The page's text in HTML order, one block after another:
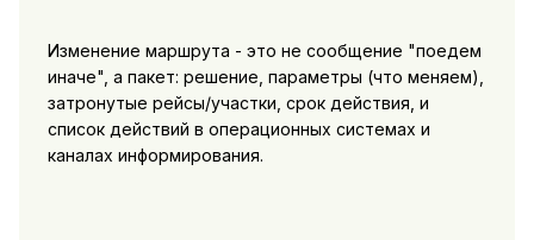
Изменение маршрута - это не сообщение "поедем
иначе", а пакет: решение, параметры (что меняем),
затронутые рейсы/участки, срок действия, и
список действий в операционных системах и
каналах информирования.